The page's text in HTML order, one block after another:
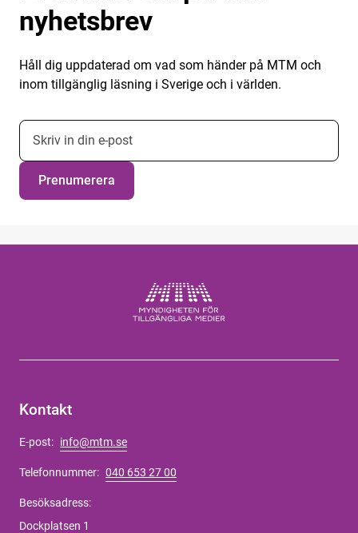
nyhetsbrev
Håll dig uppdaterad om vad som händer på MTM och
inom tillgänglig läsning i Sverige och i världen.
E-postadress nyhetsbrevsprenumeration
Prenumerera
Kontakt
E-post: info@mtm.se
Telefonnummer: 040 653 27 00
Besöksadress:
Dockplatsen 1